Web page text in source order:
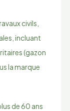
civils,
incluant
(gazon
la marque
de 60 ans